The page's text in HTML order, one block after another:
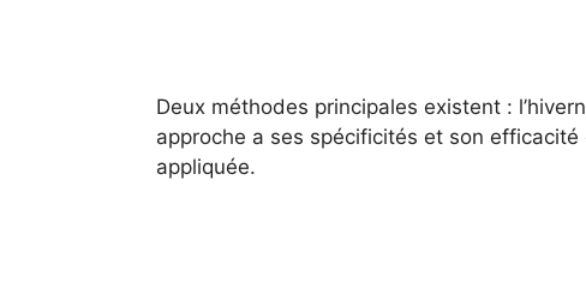
Deux méthodes principales existent :
approche a ses spécificités et son
appliquée.